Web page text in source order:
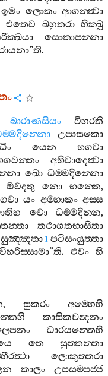
ඉමං ලොකං ආගන‍්ත්‍වා
එතෙව බහුතරා භික‍්ඛූ
සොතාපන‍්නා
”ති.
බාරාණසියං
විහරති
උපාසකො
යෙන
භගවා
අභිවාදෙත්‍වා
ඛො ධම‍්මදින‍්නො
ඔවදතු නො භන‍්තෙ,
යං අම‍්හාකං අස‍්ස
වො ධම‍්මදින‍්න,
තථාගතභාසිතා
සුඤ‍්ඤතා 1 පටිසංයුත‍්තා
විහරිස‍්සාමා”ති. එවං හි
, සුකරං
අම‍්හෙහි
කාසිකචන්‍දනං
ධාරයන‍්තෙහි
තෙ
සුත‍්තන‍්තා
ලොකුත‍්තරා
කාලං
උපසම‍්පජ‍්ජ